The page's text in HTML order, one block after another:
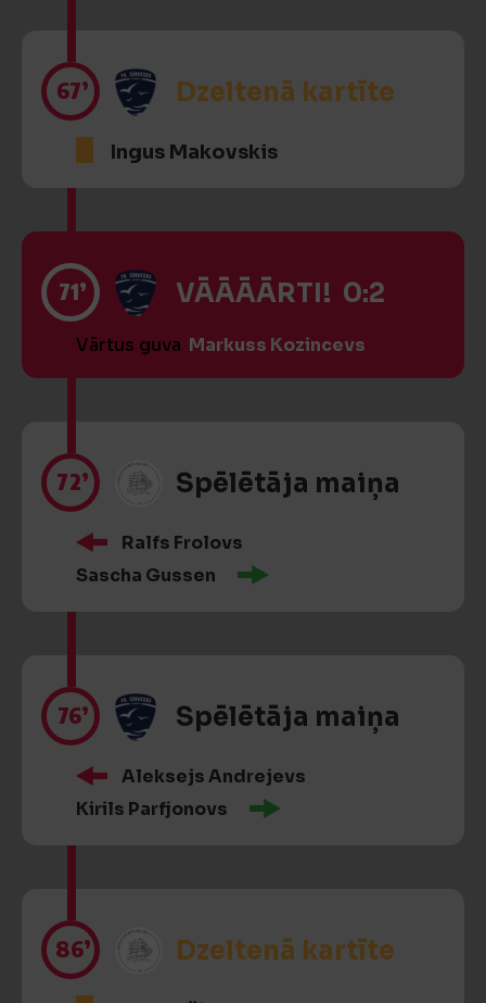
67’ Dzeltenā kartīte
Ingus Makovskis
71’ VĀĀĀĀRTI! 0:2
Vārtus guva Markuss Kozincevs
72’ Spēlētāja maiņa
Ralfs Frolovs
Sascha Gussen
76’ Spēlētāja maiņa
Aleksejs Andrejevs
Kirils Parfjonovs
86’ Dzeltenā kartīte